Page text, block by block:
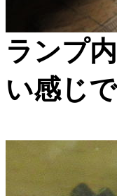
ランプ
い感じ